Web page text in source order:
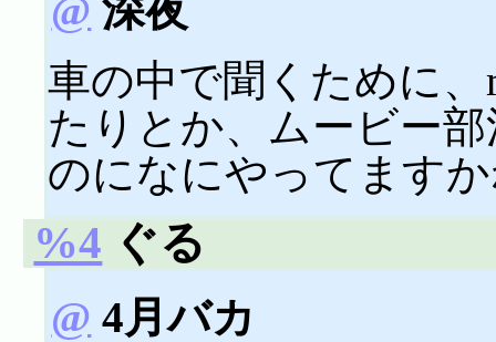
@ 深夜
車の中で聞くために
たりとか、ムービー
のになにやってます
%4 ぐる
@ 4月バカ